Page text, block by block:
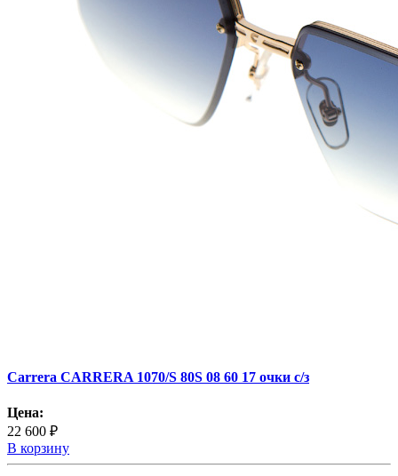
Carrera CARRERA 1070/S 80S 08 60 17 очки с/з
Цена:
22 600 ₽
В корзину